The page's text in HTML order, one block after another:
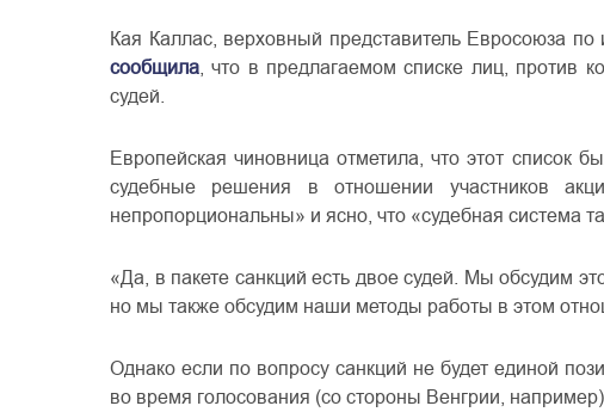
Кая Каллас, верховный представитель Евросоюза
сообщила, что в предлагаемом списке лиц, против
судей.
Европейская чиновница отметила, что этот список
судебные решения в отношении участников
непропорциональны» и ясно, что «судебная система
«Да, в пакете санкций есть двое судей. Мы обсудим
но мы также обсудим наши методы работы в этом
Однако если по вопросу санкций не будет единой
во время голосования (со стороны Венгрии,